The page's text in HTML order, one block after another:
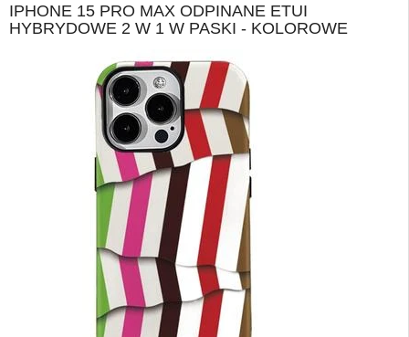
IPHONE 15 PRO MAX ODPINANE ETUI
HYBRYDOWE 2 W 1 W PASKI - KOLOROWE